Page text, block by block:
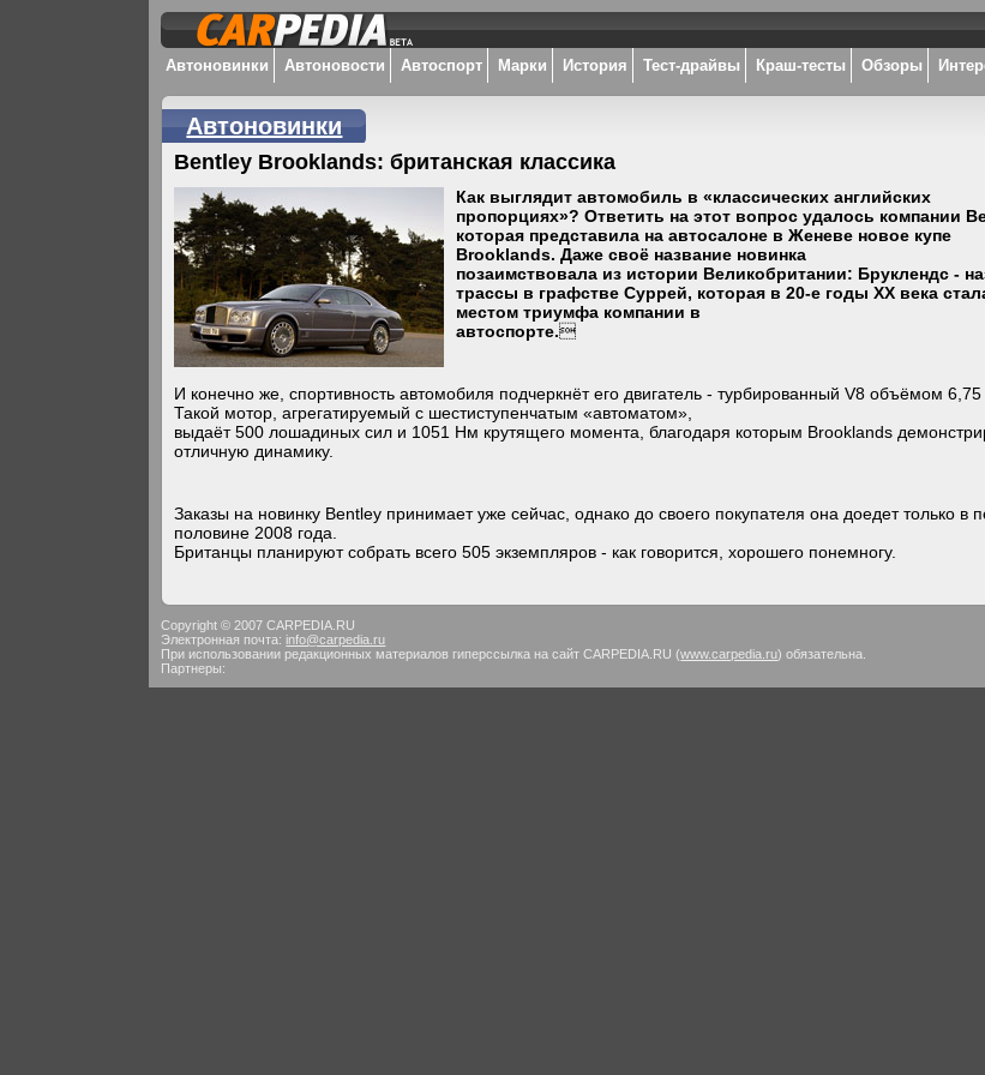
Автоновинки Автоновости Автоспорт Марки История Тест-драйвы Краш-тесты Обзоры
Автоновинки
Bentley Brooklands: британская классика
Как выглядит автомобиль в «классических английских
пропорциях»? Ответить на этот вопрос удалось компании
которая представила на автосалоне в Женеве новое купе
Brooklands. Даже своё название новинка
позаимствовала из истории Великобритании: Бруклендс -
трассы в графстве Суррей, которая в 20-е годы XX века
местом триумфа компании в
автоспорте.
И конечно же, спортивность автомобиля подчеркнёт его двигатель - турбированный V8 объёмом 6,75
Такой мотор, агрегатируемый с шестиступенчатым «автоматом»,
выдаёт 500 лошадиных сил и 1051 Нм крутящего момента, благодаря которым Brooklands
отличную динамику.
Заказы на новинку Bentley принимает уже сейчас, однако до своего покупателя она доедет только в
половине 2008 года.
Британцы планируют собрать всего 505 экземпляров - как говорится, хорошего понемногу.
Copyright © 2007 CARPEDIA.RU
Электронная почта: info@carpedia.ru
При использовании редакционных материалов гиперссылка на сайт CARPEDIA.RU (www.carpedia.ru) обязательна.
Партнеры: